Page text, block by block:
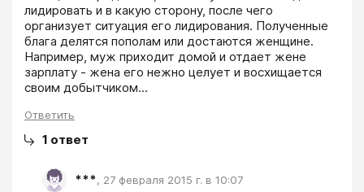
лидировать и в какую сторону, после чего
организует ситуация его лидирования. Полученные
блага делятся пополам или достаются женщине.
Например, муж приходит домой и отдает жене
зарплату - жена его нежно целует и восхищается
своим добытчиком...
Ответить
1 ответ
***, 27 февраля 2015 г. в 10:07